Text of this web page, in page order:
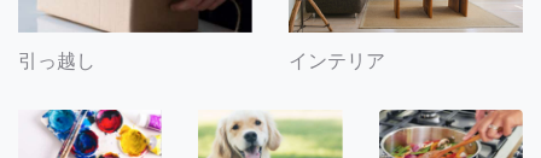
引っ越し インテリア